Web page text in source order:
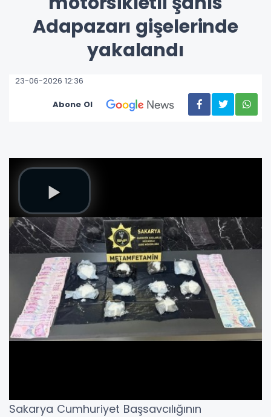
Adapazarı gişelerinde
yakalandı
23-06-2026 12:36
Abone Ol
Sakarya Cumhuriyet Başsavcılığının